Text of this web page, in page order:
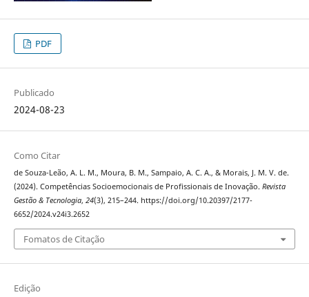
PDF
Publicado
2024-08-23
Como Citar
de Souza-Leão, A. L. M., Moura, B. M., Sampaio, A. C. A., & Morais, J. M. V. de.
(2024). Competências Socioemocionais de Profissionais de Inovação. Revista
Gestão & Tecnologia, 24(3), 215–244. https://doi.org/10.20397/2177-
6652/2024.v24i3.2652
Fomatos de Citação
Edição